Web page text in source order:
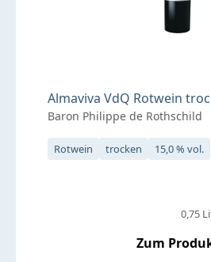
Almaviva VdQ Rotwein
Baron Philippe de Rothschild
Rotwein trocken 15,0 % vol.
0,75
Zum